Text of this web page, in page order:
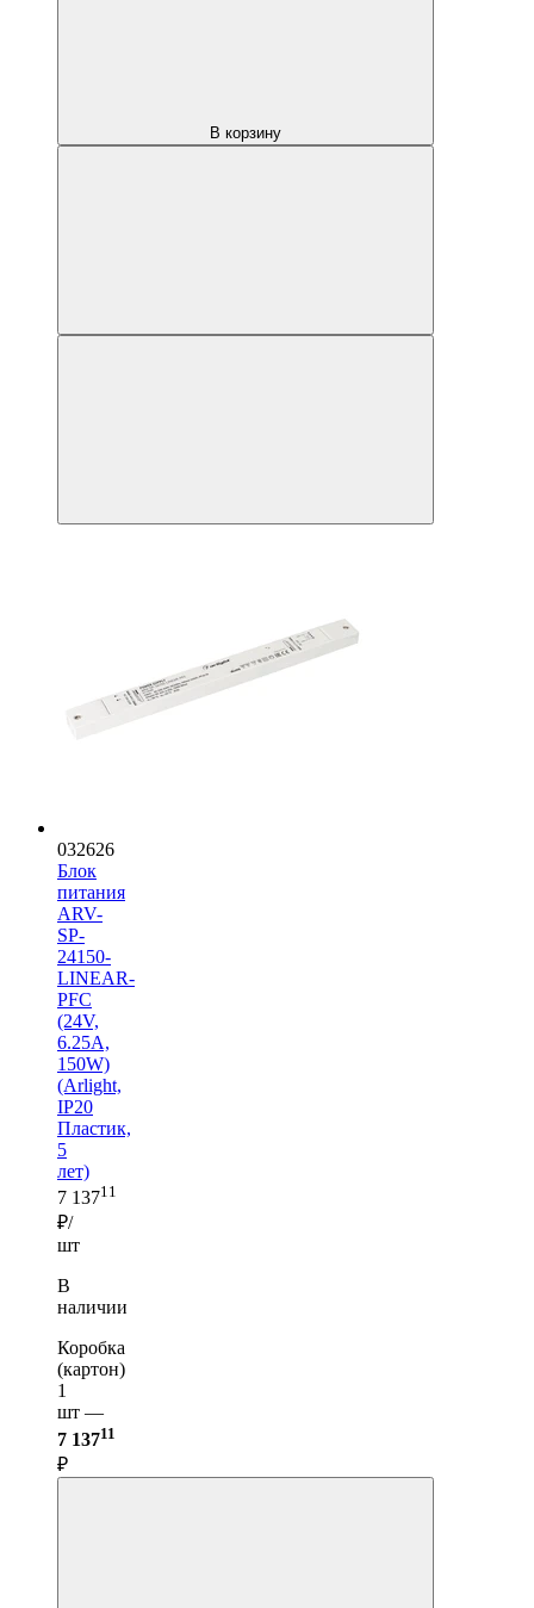
В корзину
032626
Блок
питания
ARV-
SP-
24150-
LINEAR-
PFC
(24V,
6.25A,
150W)
(Arlight,
IP20
Пластик,
5
лет)
7 13711
₽/
шт
В
наличии
Коробка
(картон)
1
шт —
7 13711
₽